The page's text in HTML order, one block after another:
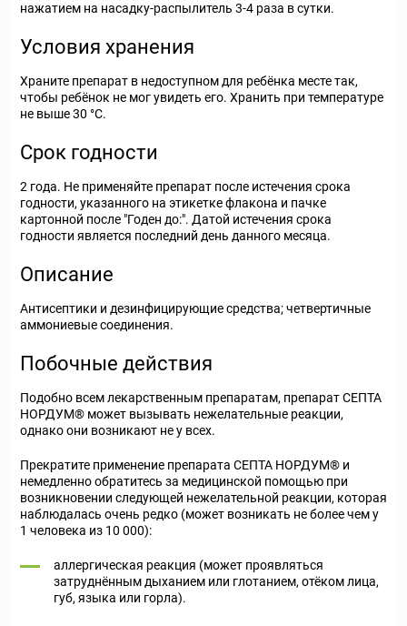
нажатием на насадку-распылитель 3-4 раза в сутки.
Условия хранения
Храните препарат в недоступном для ребёнка месте так,
чтобы ребёнок не мог увидеть его. Хранить при температуре
не выше 30 °C.
Срок годности
2 года. Не применяйте препарат после истечения срока
годности, указанного на этикетке флакона и пачке
картонной после "Годен до:". Датой истечения срока
годности является последний день данного месяца.
Описание
Антисептики и дезинфицирующие средства; четвертичные
аммониевые соединения.
Побочные действия
Подобно всем лекарственным препаратам, препарат СЕПТА
НОРДУМ® может вызывать нежелательные реакции,
однако они возникают не у всех.
Прекратите применение препарата СЕПТА НОРДУМ® и
немедленно обратитесь за медицинской помощью при
возникновении следующей нежелательной реакции, которая
наблюдалась очень редко (может возникать не более чем у
1 человека из 10 000):
аллергическая реакция (может проявляться
затруднённым дыханием или глотанием, отёком лица,
губ, языка или горла).